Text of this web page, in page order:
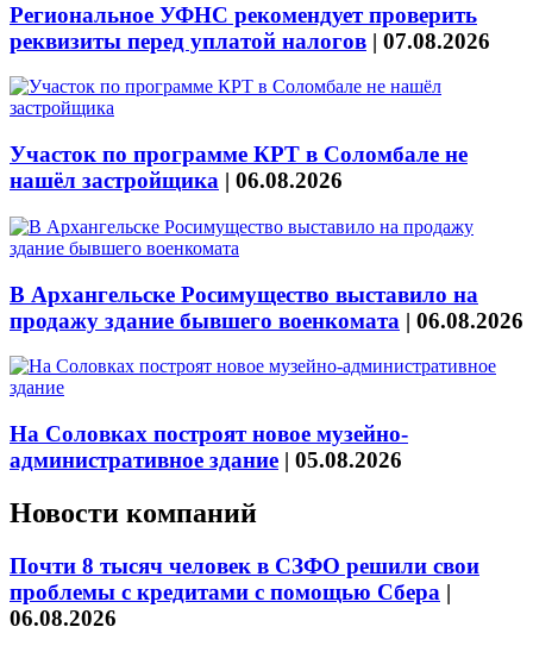
Региональное УФНС рекомендует проверить
реквизиты перед уплатой налогов | 07.08.2026
Участок по программе КРТ в Соломбале не
нашёл застройщика | 06.08.2026
В Архангельске Росимущество выставило на
продажу здание бывшего военкомата | 06.08.2026
На Соловках построят новое музейно-
административное здание | 05.08.2026
Новости компаний
Почти 8 тысяч человек в СЗФО решили свои
проблемы с кредитами с помощью Сбера |
06.08.2026